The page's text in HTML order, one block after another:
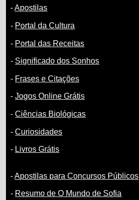
-Apostilas
- Portal da Cultura
- Portal das Receitas
- Significado dos Sonhos
- Frases e Citações
-Jogos Online Grátis
-Ciências Biológicas
-Curiosidades
- Livros Grátis
-Apostilas para Concursos Públicos
- Resumo de O Mundo de Sofia